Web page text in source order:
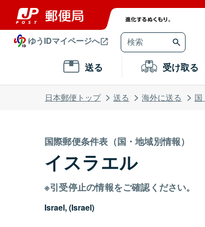
ゆうIDマイページへ
送る 受け取る
日本郵便トップ 送る 海外に送る 国
国際郵便条件表（国・地域別情報）
イスラエル
※引受停止の情報をご確認ください。
Israel, (Israel)